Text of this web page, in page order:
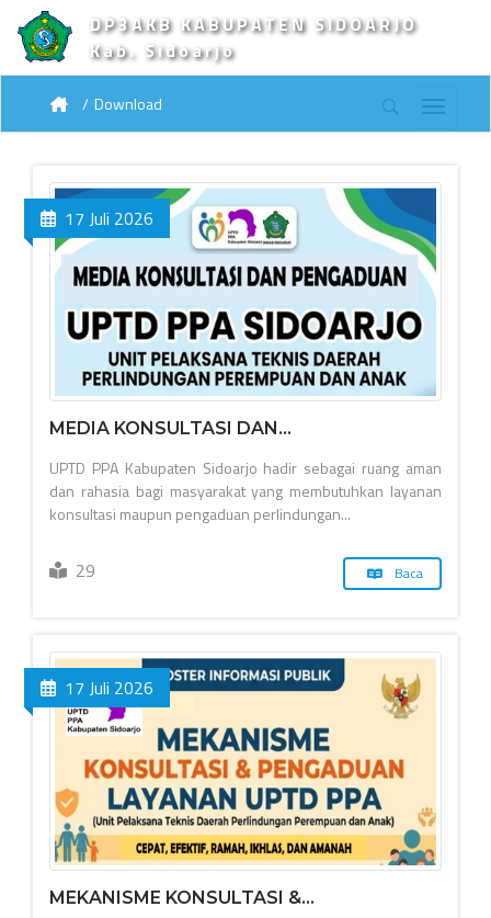
DP3AKB KABUPATEN SIDOARJO
Kab. Sidoarjo
Download
17 Juli 2026
MEDIA KONSULTASI DAN...
UPTD PPA Kabupaten Sidoarjo hadir sebagai ruang aman
dan rahasia bagi masyarakat yang membutuhkan layanan
konsultasi maupun pengaduan perlindungan...
29 Baca
17 Juli 2026
MEKANISME KONSULTASI &...